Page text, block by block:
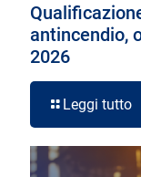
antincendio,
2026
Leggi tutto